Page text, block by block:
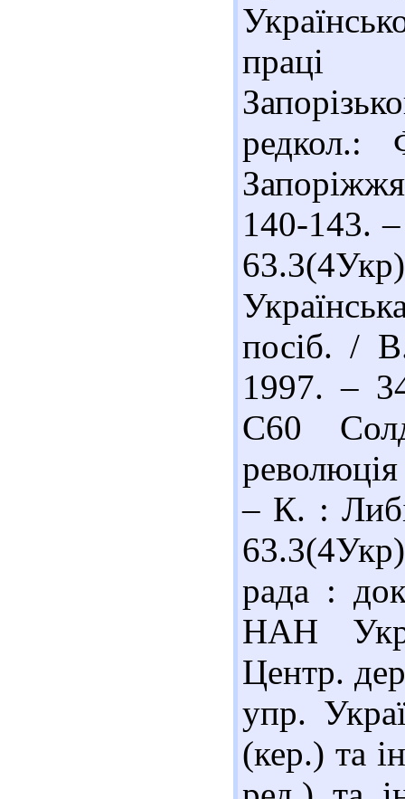
праці
140-143.
посіб. /
1997. –
С60
– К. :
рада :
НАН
Центр.
упр.
(кер.) та